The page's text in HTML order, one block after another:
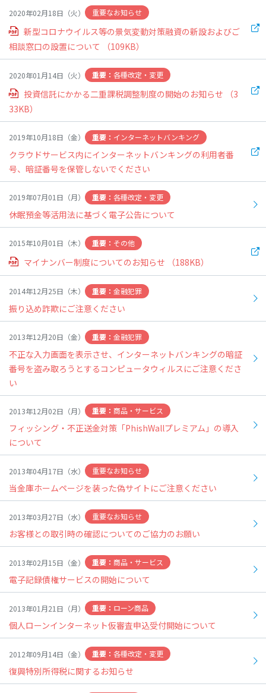
閉じる
2020年02月18日（火） 重要なお知らせ
新型コロナウイルス等の景気変動対策融資の新設およびご
相談窓口の設置について
（109KB）
2020年01月14日（火） 各種改定・変更
投資信託にかかる二重課税調整制度の開始のお知らせ
（3
33KB）
2019年10月18日（金） インターネットバンキング
クラウドサービス内にインターネットバンキングの利用者番
号、暗証番号を保管しないでください
2019年07月01日（月） 各種改定・変更
休眠預金等活用法に基づく電子公告について
2015年10月01日（木） その他
マイナンバー制度についてのお知らせ （188KB）
2014年12月25日（木） 金融犯罪
振り込め詐欺にご注意ください
2013年12月20日（金） 金融犯罪
不正な入力画面を表示させ、インターネットバンキングの暗証
番号を盗み取ろうとするコンピュータウィルスにご注意くださ
い
2013年12月02日（月） 商品・サービス
フィッシング・不正送金対策「PhishWallプレミアム」の導入
について
2013年04月17日（水） 重要なお知らせ
当金庫ホームページを装った偽サイトにご注意ください
2013年03月27日（水） 重要なお知らせ
お客様との取引時の確認についてのご協力のお願い
2013年02月15日（金） 商品・サービス
電子記録債権サービスの開始について
2013年01月21日（月） ローン商品
個人ローンインターネット仮審査申込受付開始について
2012年09月14日（金） 各種改定・変更
復興特別所得税に関するお知らせ